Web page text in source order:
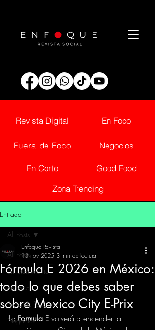
Revista Digital
Fuera de Foco
En Corto
En Foco
Negocios
Good Food
Zona Trending
Entrada
All Posts
Entretenimiento
En Foco
Fuera de Foco
Negocios
All Posts
Fórmula E 2026 en México:
todo lo que debes saber
sobre Mexico City E-Prix
Enfoque Revista
13 nov 2025 3 min de lectura
La Formula E volverá a encender la